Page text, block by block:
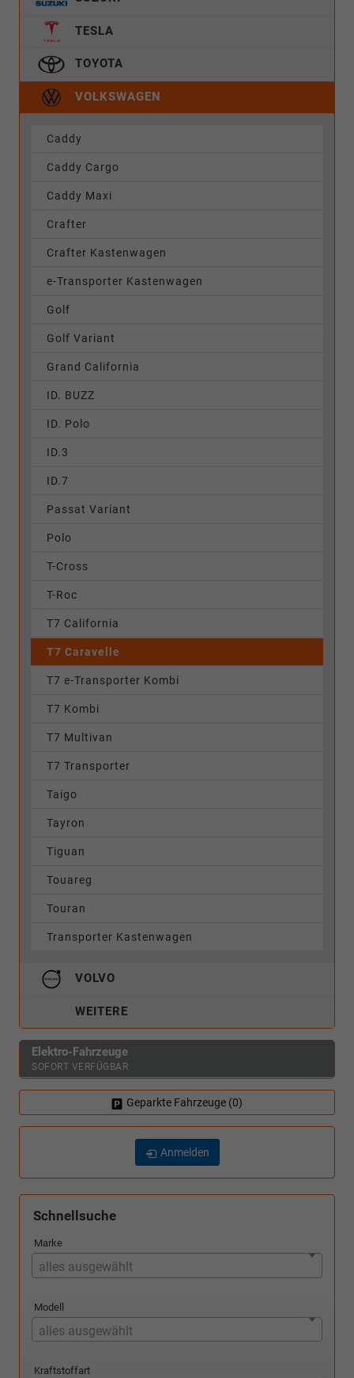
TESLA
TOYOTA
VOLKSWAGEN
Caddy
Caddy Cargo
Caddy Maxi
Crafter
Crafter Kastenwagen
e-Transporter Kastenwagen
Golf
Golf Variant
Grand California
ID. BUZZ
ID. Polo
ID.3
ID.7
Passat Variant
Polo
T-Cross
T-Roc
T7 California
T7 Caravelle
T7 e-Transporter Kombi
T7 Kombi
T7 Multivan
T7 Transporter
Taigo
Tayron
Tiguan
Touareg
Touran
Transporter Kastenwagen
VOLVO
WEITERE
Elektro-Fahrzeuge
SOFORT VERFÜGBAR
Geparkte Fahrzeuge (0)
Anmelden
Schnellsuche
Marke
alles ausgewählt
Modell
alles ausgewählt
Kraftstoffart